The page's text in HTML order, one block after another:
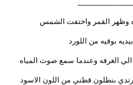
وظهر القمر واختفت الشمس
بوقيه من اللورد
الي الغرفه وعندما سمع صوت المياه
بنطلون قطني من اللون الاسود